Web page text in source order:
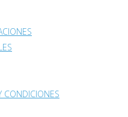
CONDICIONES